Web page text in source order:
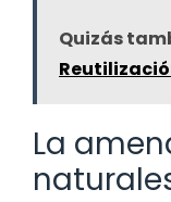
Quizás
La